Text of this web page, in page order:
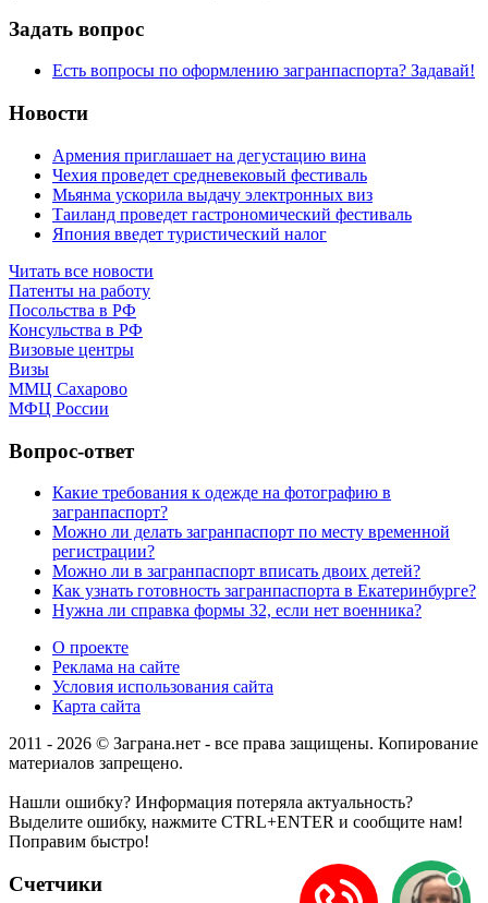
Задать вопрос
Есть вопросы по оформлению загранпаспорта? Задавай!
Новости
Армения приглашает на дегустацию вина
Чехия проведет средневековый фестиваль
Мьянма ускорила выдачу электронных виз
Таиланд проведет гастрономический фестиваль
Япония введет туристический налог
Читать все новости
Патенты на работу
Посольства в РФ
Консульства в РФ
Визовые центры
Визы
ММЦ Сахарово
МФЦ России
Вопрос-ответ
Какие требования к одежде на фотографию в
загранпаспорт?
Можно ли делать загранпаспорт по месту временной
регистрации?
Можно ли в загранпаспорт вписать двоих детей?
Как узнать готовность загранпаспорта в Екатеринбурге?
Нужна ли справка формы 32, если нет военника?
О проекте
Реклама на сайте
Условия использования сайта
Карта сайта
2011 - 2026 © Заграна.нет - все права защищены. Копирование
материалов запрещено.
Нашли ошибку? Информация потеряла актуальность?
Выделите ошибку, нажмите CTRL+ENTER и сообщите нам!
Поправим быстро!
Счетчики